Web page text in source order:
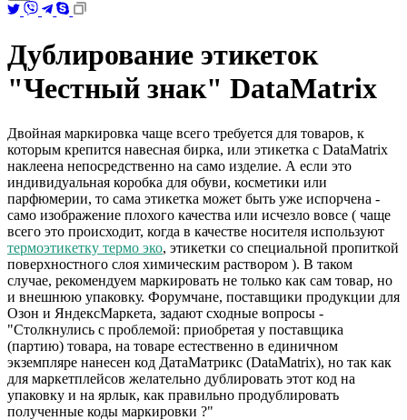
Дублирование этикеток
"Честный знак" DataMatrix
Двойная маркировка чаще всего требуется для товаров, к
которым крепится навесная бирка, или этикетка с DataMatrix
наклеена непосредственно на само изделие. А если это
индивидуальная коробка для обуви, косметики или
парфюмерии, то сама этикетка может быть уже испорчена -
само изображение плохого качества или исчезло вовсе ( чаще
всего это происходит, когда в качестве носителя используют
термоэтикетку термо эко, этикетки со специальной пропиткой
поверхностного слоя химическим раствором ). В таком
случае, рекомендуем маркировать не только как сам товар, но
и внешнюю упаковку. Форумчане, поставщики продукции для
Озон и ЯндексМаркета, задают сходные вопросы -
"Столкнулись с проблемой: приобретая у поставщика
(партию) товара, на товаре естественно в единичном
экземпляре нанесен код ДатаМатрикс (DataMatrix), но так как
для маркетплейсов желательно дублировать этот код на
упаковку и на ярлык, как правильно продублировать
полученные коды маркировки ?"